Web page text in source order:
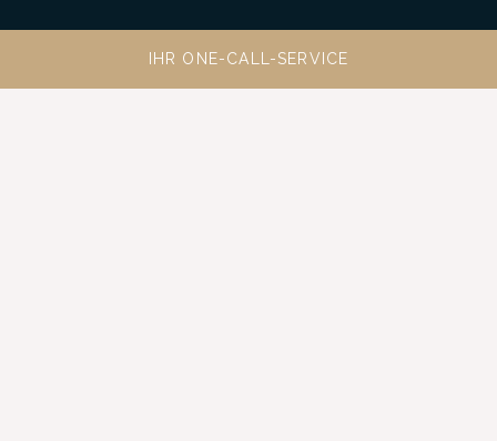
IHR ONE-CALL-SERVICE